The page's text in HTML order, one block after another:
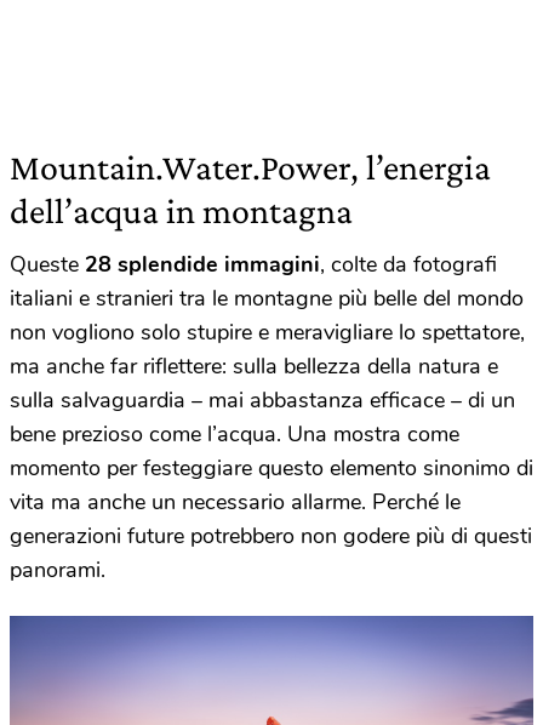
Mountain.Water.Power, l’energia
dell’acqua in montagna
Queste 28 splendide immagini, colte da fotografi
italiani e stranieri tra le montagne più belle del mondo
non vogliono solo stupire e meravigliare lo spettatore,
ma anche far riflettere: sulla bellezza della natura e
sulla salvaguardia – mai abbastanza efficace – di un
bene prezioso come l’acqua. Una mostra come
momento per festeggiare questo elemento sinonimo di
vita ma anche un necessario allarme. Perché le
generazioni future potrebbero non godere più di questi
panorami.